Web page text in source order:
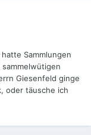
Sammlungen
Giesenfeld ginge
oder täusche ich